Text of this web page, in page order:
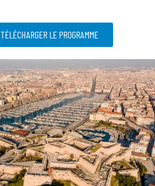
TÉLÉCHARGER LE PROGRAMME